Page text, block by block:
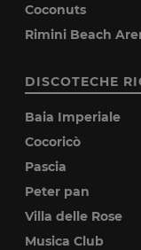
Coconuts
Rimini Beach
DISCOTECHE
Baia Imperiale
Cocoricò
Pascia
Peter pan
Villa delle Rose
Musica Club